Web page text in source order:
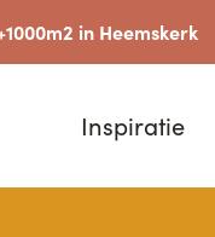
in Heemskerk
Inspiratie